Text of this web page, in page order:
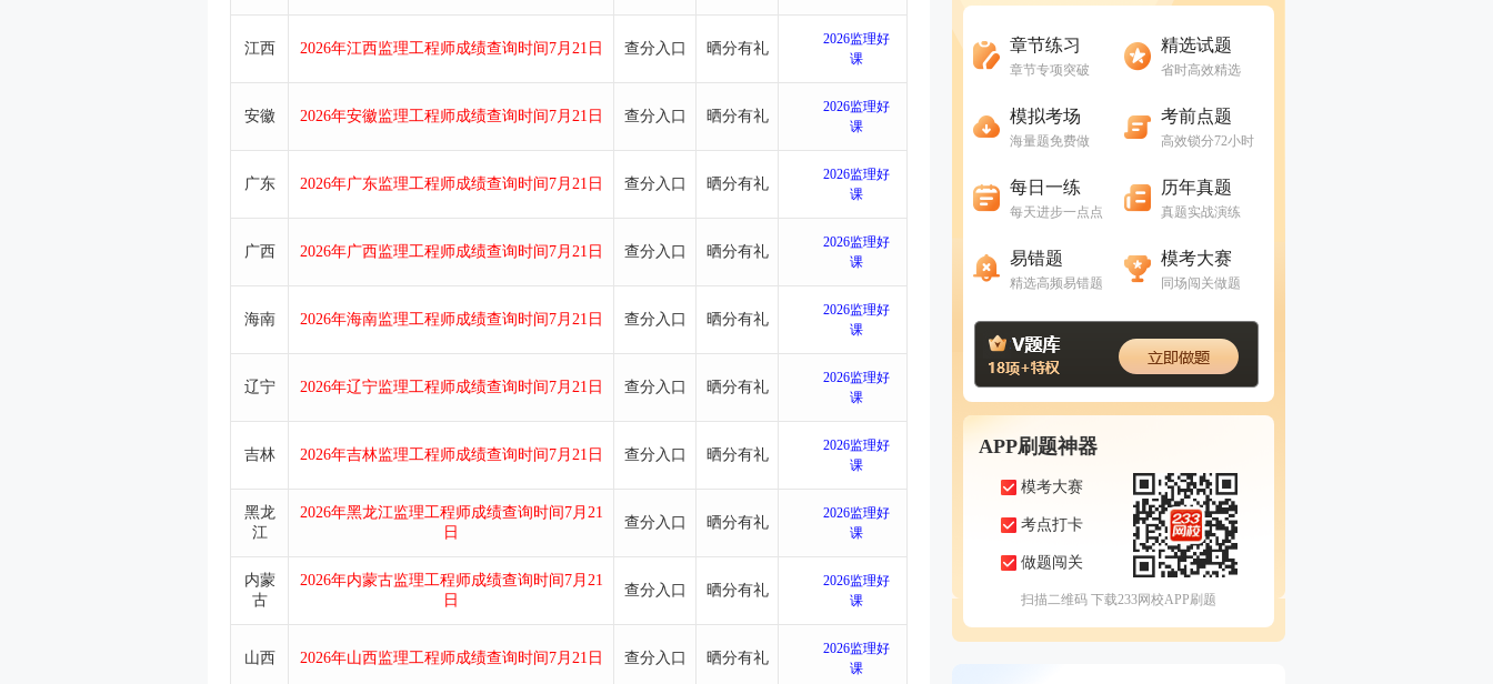
江西 2026年江西监理工程师成绩查询时间7月21日 查分入口 晒分有礼
2026监理好
课
安徽 2026年安徽监理工程师成绩查询时间7月21日 查分入口 晒分有礼
2026监理好
课
广东 2026年广东监理工程师成绩查询时间7月21日 查分入口 晒分有礼
2026监理好
课
广西 2026年广西监理工程师成绩查询时间7月21日 查分入口 晒分有礼
2026监理好
课
海南 2026年海南监理工程师成绩查询时间7月21日 查分入口 晒分有礼
2026监理好
课
辽宁 2026年辽宁监理工程师成绩查询时间7月21日 查分入口 晒分有礼
2026监理好
课
吉林 2026年吉林监理工程师成绩查询时间7月21日 查分入口 晒分有礼
2026监理好
课
黑龙
江
2026年黑龙江监理工程师成绩查询时间7月21
日
查分入口 晒分有礼
2026监理好
课
内蒙
古
2026年内蒙古监理工程师成绩查询时间7月21
日
查分入口 晒分有礼
2026监理好
课
山西 2026年山西监理工程师成绩查询时间7月21日 查分入口 晒分有礼
2026监理好
课
章节练习
章节专项突破
精选试题
省时高效精选
模拟考场
海量题免费做
考前点题
高效锁分72小时
每日一练
每天进步一点点
历年真题
真题实战演练
易错题
精选高频易错题
模考大赛
同场闯关做题
APP刷题神器
模考大赛
考点打卡
做题闯关
扫描二维码 下载233网校APP刷题